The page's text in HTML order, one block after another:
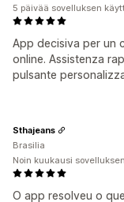
App decisiva per un
online. Assistenza
pulsante
5 päivää sovelluksen
O app resolveu o
Sthajeans
Brasilia
Noin kuukausi